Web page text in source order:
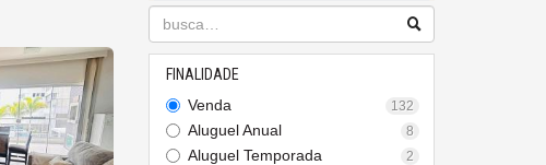
FINALIDADE
Venda
132
Aluguel Anual 8
Aluguel Temporada 2